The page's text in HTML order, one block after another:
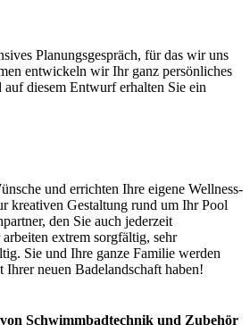
Planungsgespräch, für das wir uns
entwickeln wir Ihr ganz persönliches
auf diesem Entwurf erhalten Sie ein
und errichten Ihre eigene Wellness-
kreativen Gestaltung rund um Ihr Pool
den Sie auch jederzeit
extrem sorgfältig, sehr
Sie und Ihre ganze Familie werden
Ihrer neuen Badelandschaft haben!
Schwimmbadtechnik und Zubehör